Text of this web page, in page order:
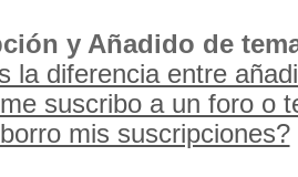
y Añadido de
la diferencia entre
suscribo a un foro o
mis suscripciones?